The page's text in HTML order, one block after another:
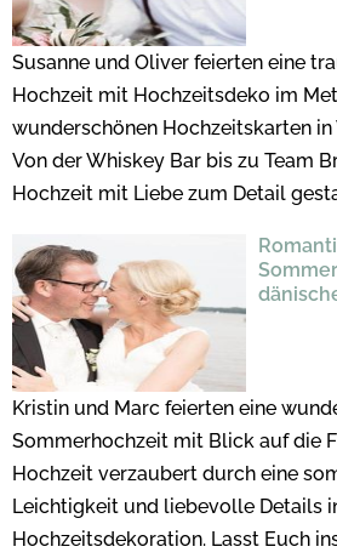
Susanne und Oliver feierten eine
Hochzeit mit Hochzeitsdeko im
wunderschönen Hochzeitskarten
Von der Whiskey Bar bis zu Team
Hochzeit mit Liebe zum Detail
Kristin und Marc feierten eine
Sommerhochzeit mit Blick auf die
Hochzeit verzaubert durch eine
Leichtigkeit und liebevolle Details
Hochzeitsdekoration. Lasst Euch